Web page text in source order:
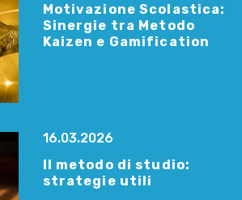
Motivazione Scolastica:
Sinergie tra Metodo
Kaizen e Gamification
16.03.2026
Il metodo di studio:
strategie utili